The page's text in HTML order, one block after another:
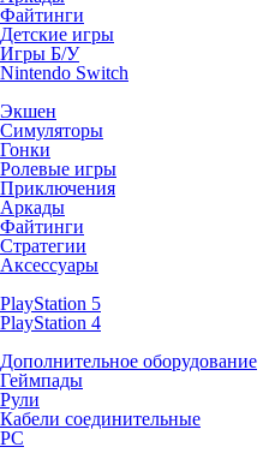
Файтинги
Детские игры
Игры Б/У
Nintendo Switch
Экшен
Симуляторы
Гонки
Ролевые игры
Приключения
Аркады
Файтинги
Стратегии
Аксессуары
PlayStation 5
PlayStation 4
Дополнительное оборудование
Геймпады
Рули
Кабели соединительные
PC